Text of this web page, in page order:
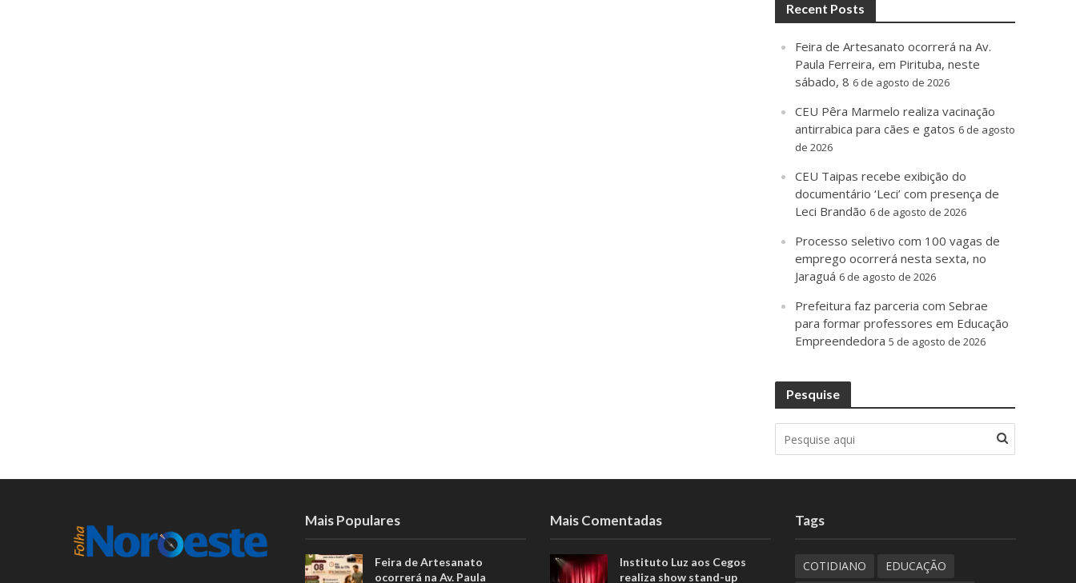
Recent Posts
Feira de Artesanato ocorrerá na Av.
Paula Ferreira, em Pirituba, neste
sábado, 8 6 de agosto de 2026
CEU Pêra Marmelo realiza vacinação
antirrabica para cães e gatos 6 de agosto
de 2026
CEU Taipas recebe exibição do
documentário ‘Leci’ com presença de
Leci Brandão 6 de agosto de 2026
Processo seletivo com 100 vagas de
emprego ocorrerá nesta sexta, no
Jaraguá 6 de agosto de 2026
Prefeitura faz parceria com Sebrae
para formar professores em Educação
Empreendedora 5 de agosto de 2026
Pesquise
Mais Populares
Feira de Artesanato
ocorrerá na Av. Paula
Mais Comentadas
Instituto Luz aos Cegos
realiza show stand-up
Tags
COTIDIANO EDUCAÇÃO